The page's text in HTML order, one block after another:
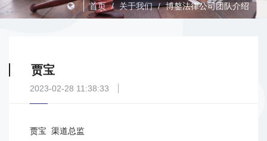
首页 / 关于我们 / 博鏊法律公司团队介绍
贾宝
2023-02-28 11:38:33
贾宝 渠道总监